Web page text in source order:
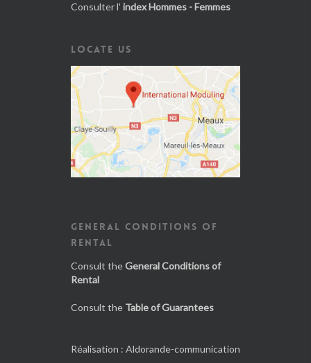
Consulter l' index Hommes - Femmes
LOCATE US
GENERAL CONDITIONS OF
RENTAL
Consult theGeneral Conditions of
Rental
Consult the Table of Guarantees
Réalisation : Aldorande-communication